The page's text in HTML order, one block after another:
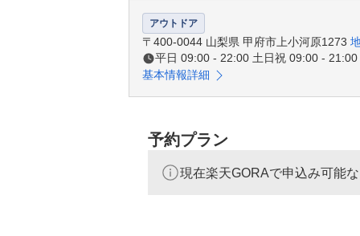
アウトドア
〒400-0044 山梨県 甲府市上小河原1273
平日 09:00 - 22:00 土日祝 09:00 - 21:00
基本情報詳細
予約プラン
現在楽天GORAで申込み可能